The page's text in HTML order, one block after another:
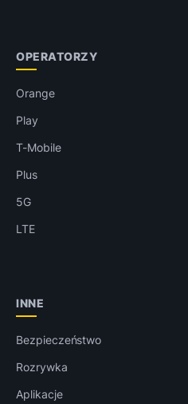
OPERATORZY
Orange
Play
T-Mobile
Plus
5G
LTE
INNE
Bezpieczeństwo
Rozrywka
Aplikacje